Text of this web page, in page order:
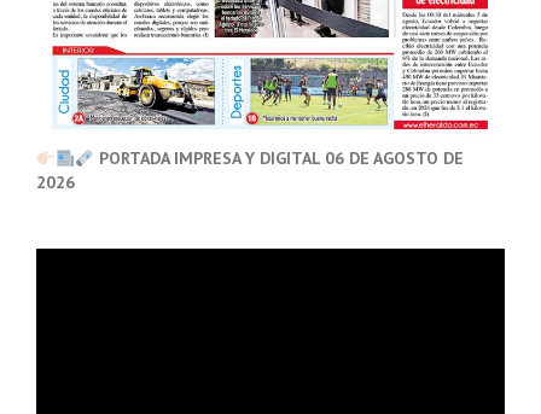
PORTADA IMPRESA Y DIGITAL 06 DE AGOSTO DE
2026